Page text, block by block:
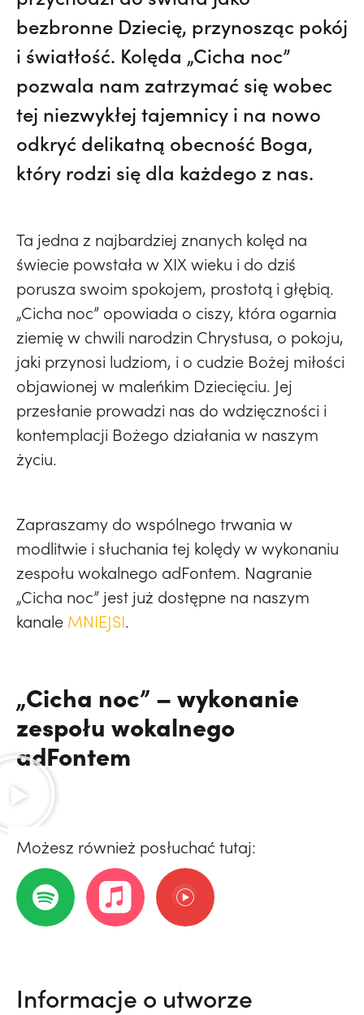
bezbronne Dziecię, przynosząc pokój
i światłość. Kolęda „Cicha noc”
pozwala nam zatrzymać się wobec
tej niezwykłej tajemnicy i na nowo
odkryć delikatną obecność Boga,
który rodzi się dla każdego z nas.
Ta jedna z najbardziej znanych kolęd na
świecie powstała w XIX wieku i do dziś
porusza swoim spokojem, prostotą i głębią.
„Cicha noc” opowiada o ciszy, która ogarnia
ziemię w chwili narodzin Chrystusa, o pokoju,
jaki przynosi ludziom, i o cudzie Bożej miłości
objawionej w maleńkim Dziecięciu. Jej
przesłanie prowadzi nas do wdzięczności i
kontemplacji Bożego działania w naszym
życiu.
Zapraszamy do wspólnego trwania w
modlitwie i słuchania tej kolędy w wykonaniu
zespołu wokalnego adFontem. Nagranie
„Cicha noc” jest już dostępne na naszym
kanale MNIEJSI.
„Cicha noc” – wykonanie
zespołu wokalnego
adFontem
Możesz również posłuchać tutaj:
Informacje o utworze